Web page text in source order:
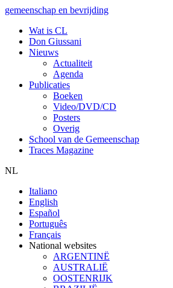
gemeenschap en bevrijding
Wat is CL
Don Giussani
Nieuws
Actualiteit
Agenda
Publicaties
Boeken
Video/DVD/CD
Posters
Overig
School van de Gemeenschap
Traces Magazine
NL
Italiano
English
Español
Português
Français
National websites
ARGENTINË
AUSTRALIË
OOSTENRIJK